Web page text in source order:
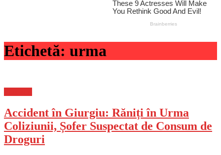
Etichetă: urma
Accident în Giurgiu: Răniți în Urma
Coliziunii, Șofer Suspectat de Consum de
Droguri